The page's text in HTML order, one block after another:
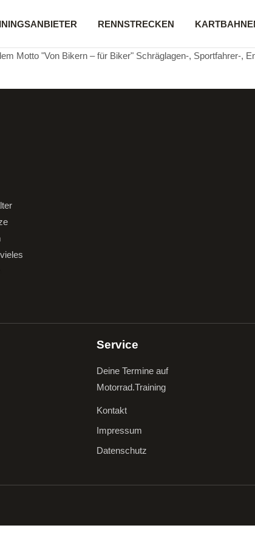
RENNSTRECKEN
Motto "Von Bikern – für Biker" Schräglagen-, Sportfahrer-,
Service
Deine Termine auf
Motorrad.Training
Kontakt
Impressum
Datenschutz